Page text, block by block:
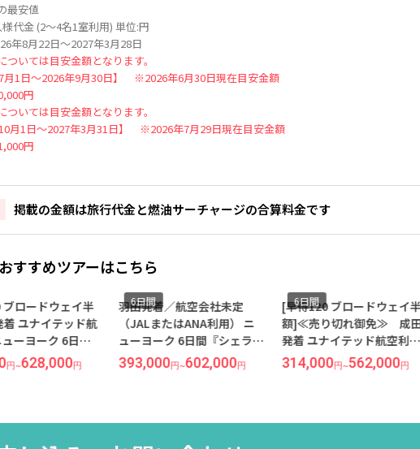
最安値
代金 (2～4名1室利用) 単位:円
年8月22日～2027年3月28日
ついては目安金額となります。
月1日～2026年9月30日】 ※2026年6月30日現在目安金額
円
ついては目安金額となります。
月1日～2027年3月31日】 ※2026年7月29日現在目安金額
円
掲載の金額は旅行代金と燃油サーチャージの合算料金です
すすめツアーはこちら
ロードウェイ半
ユナイテッド航
ーヨーク 6日間
ホテル』指定
円~628,000 円
羽田発着／航空会社未定
（JALまたはANA利用） ニ
ューヨーク 6日間『シェラト
ン ニューヨーク タイムズス
クエア』指定
6日間
393,000 円~602,000 円
[早得120 ブロードウェイ
額]≪売り切れ御免≫ 成
発着 ユナイテッド航空利用
ニューヨーク 6日間 価格重
視ホテルに滞在（指定不
6日間
314,000 円~562,000 円